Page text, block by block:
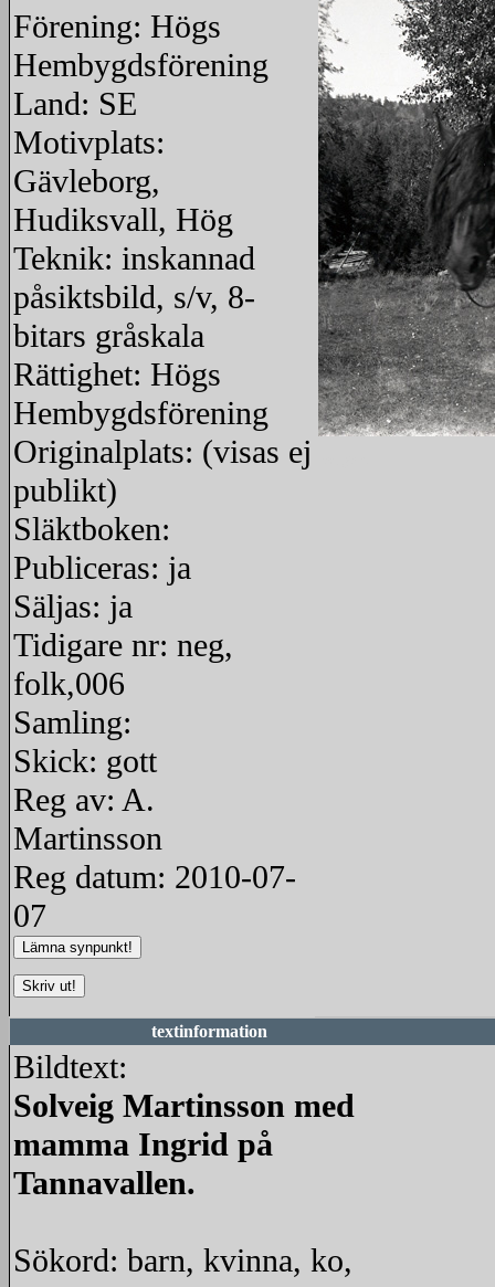
Förening: Högs
Hembygdsförening
Land: SE
Motivplats:
Gävleborg,
Hudiksvall, Hög
Teknik: inskannad
påsiktsbild, s/v, 8-
bitars gråskala
Rättighet: Högs
Hembygdsförening
Originalplats: (visas ej
publikt)
Släktboken:
Publiceras: ja
Säljas: ja
Tidigare nr: neg,
folk,006
Samling:
Skick: gott
Reg av: A.
Martinsson
Reg datum: 2010-07-
07
textinformation
Bildtext:
Solveig Martinsson med
mamma Ingrid på
Tannavallen.
Sökord: barn, kvinna, ko,